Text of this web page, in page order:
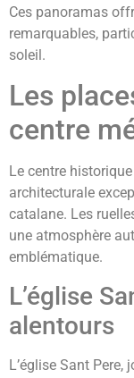
Ces panoramas
remarquables,
soleil.
Les
centre
Le centre
architecturale
catalane. Les
une atmosphère
emblématique.
L’église
alentours
L’église Sant